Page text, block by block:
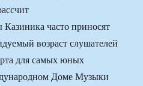
Казиника часто приносят
возраст слушателей
для самых юных
Доме Музыки